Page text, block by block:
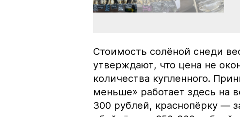
Стоимость солёной снеди
утверждают, что цена не
количества купленного.
меньше» работает здесь на
300 рублей, краснопёрку —